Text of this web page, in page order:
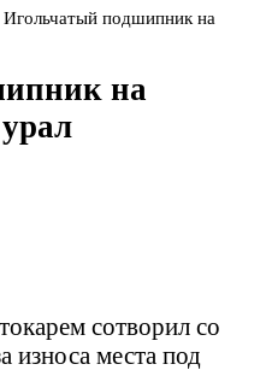
Игольчатый подшипник на
на
сотворил со
износа места под